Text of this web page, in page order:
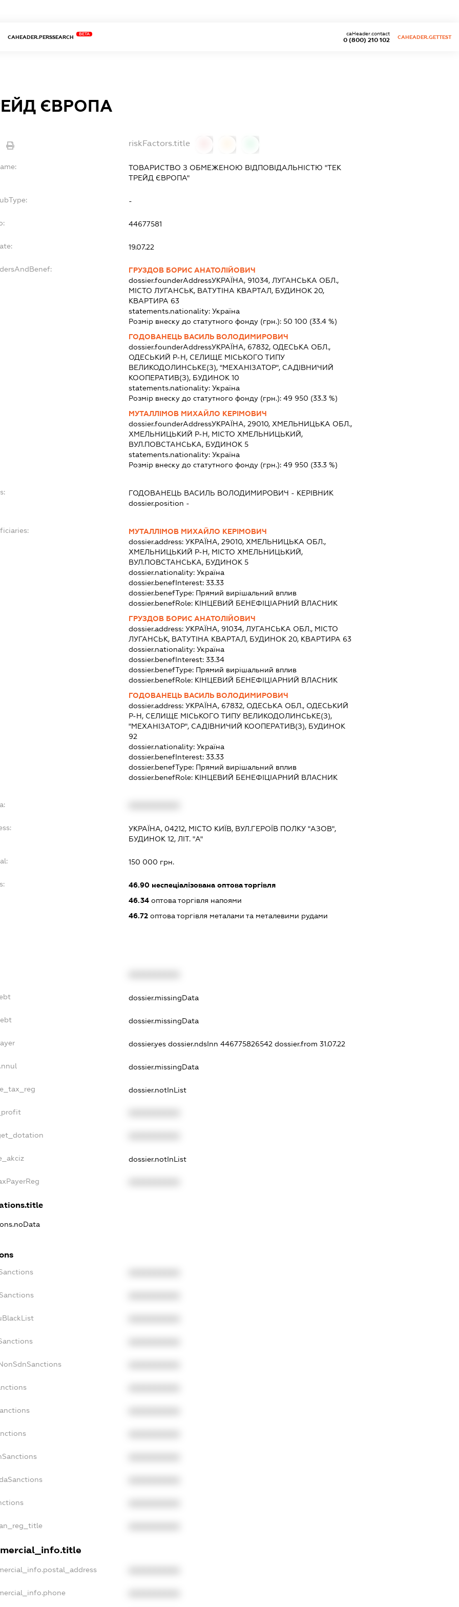
CAHEADER.PERSSEARCH
BETA
0 (800) 210 102
caHeader.contact
CAHEADER.GETTEST
ЄВРОПА
riskFactors.title
ТОВАРИСТВО З ОБМЕЖЕНОЮ ВІДПОВІДАЛЬНІСТЮ "ТЕК
ТРЕЙД ЄВРОПА"
-
44677581
19.07.22
ГРУЗДОВ БОРИС АНАТОЛІЙОВИЧ
dossier.founderAddressУКРАЇНА, 91034, ЛУГАНСЬКА ОБЛ.,
МІСТО ЛУГАНСЬК, ВАТУТІНА КВАРТАЛ, БУДИНОК 20,
КВАРТИРА 63
statements.nationality: Україна
Розмір внеску до статутного фонду (грн.): 50 100 (33.4 %)
ГОДОВАНЕЦЬ ВАСИЛЬ ВОЛОДИМИРОВИЧ
dossier.founderAddressУКРАЇНА, 67832, ОДЕСЬКА ОБЛ.,
ОДЕСЬКИЙ Р-Н, СЕЛИЩЕ МІСЬКОГО ТИПУ
ВЕЛИКОДОЛИНСЬКЕ(З), "МЕХАНІЗАТОР", САДІВНИЧИЙ
КООПЕРАТИВ(З), БУДИНОК 10
statements.nationality: Україна
Розмір внеску до статутного фонду (грн.): 49 950 (33.3 %)
МУТАЛЛІМОВ МИХАЙЛО КЕРІМОВИЧ
dossier.founderAddressУКРАЇНА, 29010, ХМЕЛЬНИЦЬКА ОБЛ.,
ХМЕЛЬНИЦЬКИЙ Р-Н, МІСТО ХМЕЛЬНИЦЬКИЙ,
ВУЛ.ПОВСТАНСЬКА, БУДИНОК 5
statements.nationality: Україна
Розмір внеску до статутного фонду (грн.): 49 950 (33.3 %)
ГОДОВАНЕЦЬ ВАСИЛЬ ВОЛОДИМИРОВИЧ - КЕРІВНИК
dossier.position -
МУТАЛЛІМОВ МИХАЙЛО КЕРІМОВИЧ
dossier.address: УКРАЇНА, 29010, ХМЕЛЬНИЦЬКА ОБЛ.,
ХМЕЛЬНИЦЬКИЙ Р-Н, МІСТО ХМЕЛЬНИЦЬКИЙ,
ВУЛ.ПОВСТАНСЬКА, БУДИНОК 5
dossier.nationality: Україна
dossier.benefInterest: 33.33
dossier.benefType: Прямий вирішальний вплив
dossier.benefRole: КІНЦЕВИЙ БЕНЕФІЦІАРНИЙ ВЛАСНИК
ГРУЗДОВ БОРИС АНАТОЛІЙОВИЧ
dossier.address: УКРАЇНА, 91034, ЛУГАНСЬКА ОБЛ., МІСТО
ЛУГАНСЬК, ВАТУТІНА КВАРТАЛ, БУДИНОК 20, КВАРТИРА 63
dossier.nationality: Україна
dossier.benefInterest: 33.34
dossier.benefType: Прямий вирішальний вплив
dossier.benefRole: КІНЦЕВИЙ БЕНЕФІЦІАРНИЙ ВЛАСНИК
ГОДОВАНЕЦЬ ВАСИЛЬ ВОЛОДИМИРОВИЧ
dossier.address: УКРАЇНА, 67832, ОДЕСЬКА ОБЛ., ОДЕСЬКИЙ
Р-Н, СЕЛИЩЕ МІСЬКОГО ТИПУ ВЕЛИКОДОЛИНСЬКЕ(З),
"МЕХАНІЗАТОР", САДІВНИЧИЙ КООПЕРАТИВ(З), БУДИНОК
92
dossier.nationality: Україна
dossier.benefInterest: 33.33
dossier.benefType: Прямий вирішальний вплив
dossier.benefRole: КІНЦЕВИЙ БЕНЕФІЦІАРНИЙ ВЛАСНИК
УКРАЇНА, 04212, МІСТО КИЇВ, ВУЛ.ГЕРОЇВ ПОЛКУ "АЗОВ",
БУДИНОК 12, ЛІТ. "А"
150 000 грн.
46.90неспеціалізована оптова торгівля
46.34оптова торгівля напоями
46.72оптова торгівля металами та металевими рудами
dossier.missingData
dossier.missingData
dossier.yes dossier.ndsInn 446775826542 dossier.from 31.07.22
dossier.missingData
dossier.notInList
dossier.notInList